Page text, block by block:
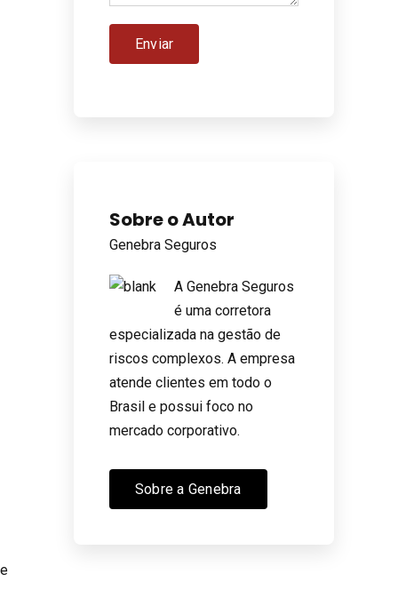
Sobre o Autor
Genebra Seguros
A Genebra Seguros
é uma corretora
especializada na gestão de
riscos complexos. A empresa
atende clientes em todo o
Brasil e possui foco no
mercado corporativo.
Sobre a Genebra